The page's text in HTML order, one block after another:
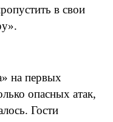
в свои
на первых
опасных атак,
Гости